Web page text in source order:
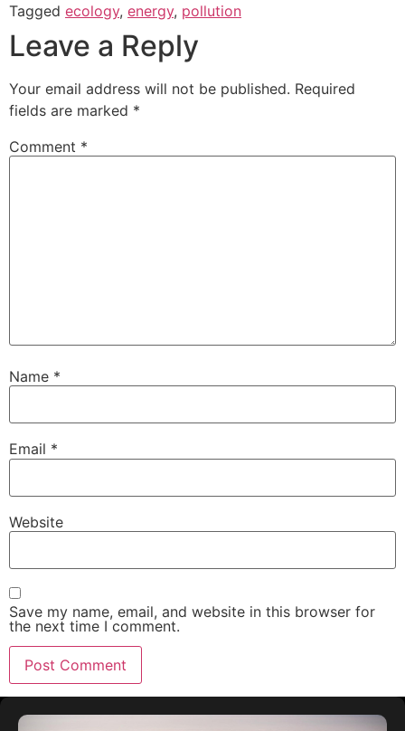
Tagged ecology, energy, pollution
Leave a Reply
Your email address will not be published. Required
fields are marked *
Comment *
Name *
Email *
Website
Save my name, email, and website in this browser for
the next time I comment.